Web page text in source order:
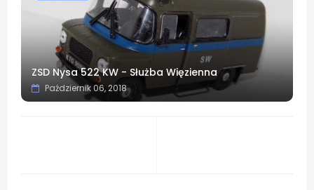
ZSD Nysa 522 KW - Służba Więzienna
Październik 06, 2018